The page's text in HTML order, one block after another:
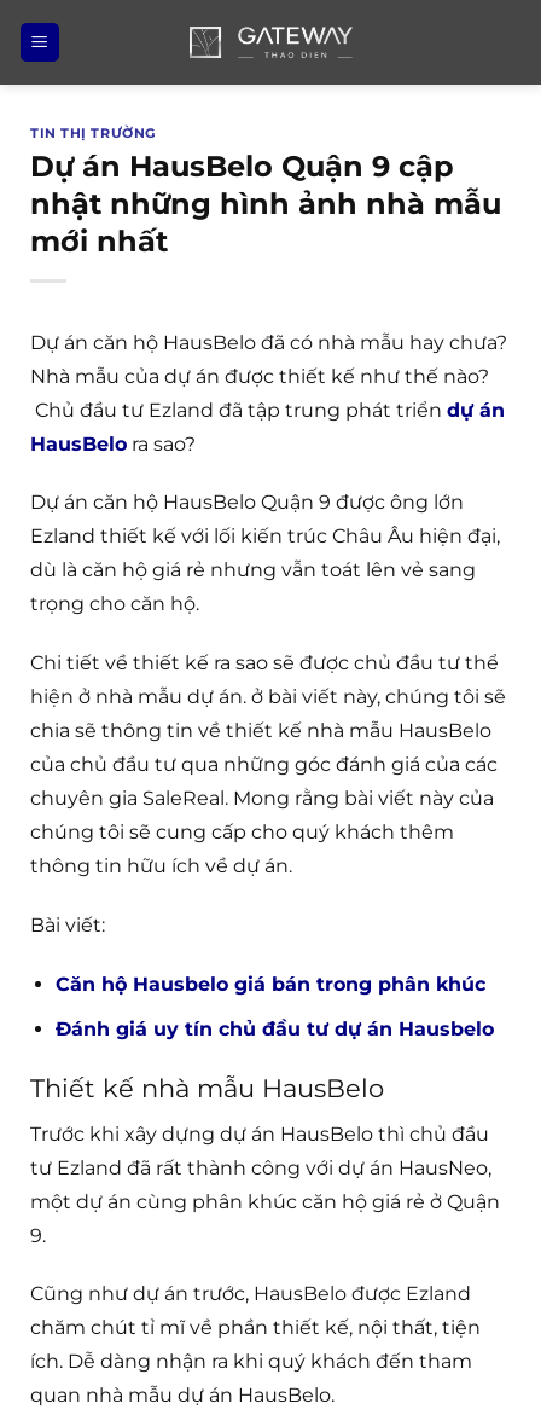
qua
nội
TIN THỊ TRƯỜNG
Dự án HausBelo Quận 9 cập
nhật những hình ảnh nhà mẫu
mới nhất
Dự án căn hộ HausBelo đã có nhà mẫu hay chưa?
Nhà mẫu của dự án được thiết kế như thế nào?
Chủ đầu tư Ezland đã tập trung phát triển dự án
HausBelo ra sao?
Dự án căn hộ HausBelo Quận 9 được ông lớn
Ezland thiết kế với lối kiến trúc Châu Âu hiện đại,
dù là căn hộ giá rẻ nhưng vẫn toát lên vẻ sang
trọng cho căn hộ.
Chi tiết về thiết kế ra sao sẽ được chủ đầu tư thể
hiện ở nhà mẫu dự án. ở bài viết này, chúng tôi sẽ
chia sẽ thông tin về thiết kế nhà mẫu HausBelo
của chủ đầu tư qua những góc đánh giá của các
chuyên gia SaleReal. Mong rằng bài viết này của
chúng tôi sẽ cung cấp cho quý khách thêm
thông tin hữu ích về dự án.
Bài viết:
Căn hộ Hausbelo giá bán trong phân khúc
Đánh giá uy tín chủ đầu tư dự án Hausbelo
Thiết kế nhà mẫu HausBelo
Trước khi xây dựng dự án HausBelo thì chủ đầu
tư Ezland đã rất thành công với dự án HausNeo,
một dự án cùng phân khúc căn hộ giá rẻ ở Quận
9.
Cũng như dự án trước, HausBelo được Ezland
chăm chút tỉ mĩ về phần thiết kế, nội thất, tiện
ích. Dễ dàng nhận ra khi quý khách đến tham
quan nhà mẫu dự án HausBelo.